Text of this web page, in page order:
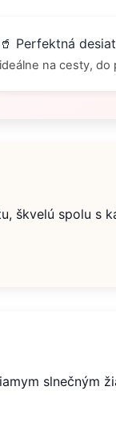
🥤 Perfektná
na cesty, do
škvelú spolu s
slnečným